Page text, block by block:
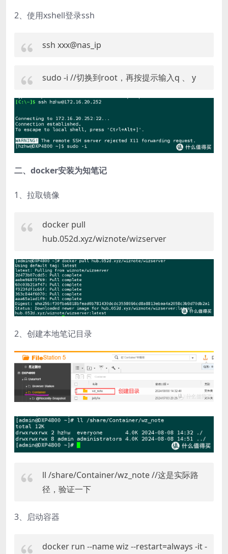
2、使用xshell登录ssh
ssh xxx@nas_ip
sudo -i //切换到root，再按提示输入q 、 y
二、docker安装为知笔记
1、拉取镜像
docker pull
hub.052d.xyz/wiznote/wizserver
2、创建本地笔记目录
ll /share/Container/wz_note //这是实际路
径，验证一下
3、启动容器
docker run --name wiz --restart=always -it -